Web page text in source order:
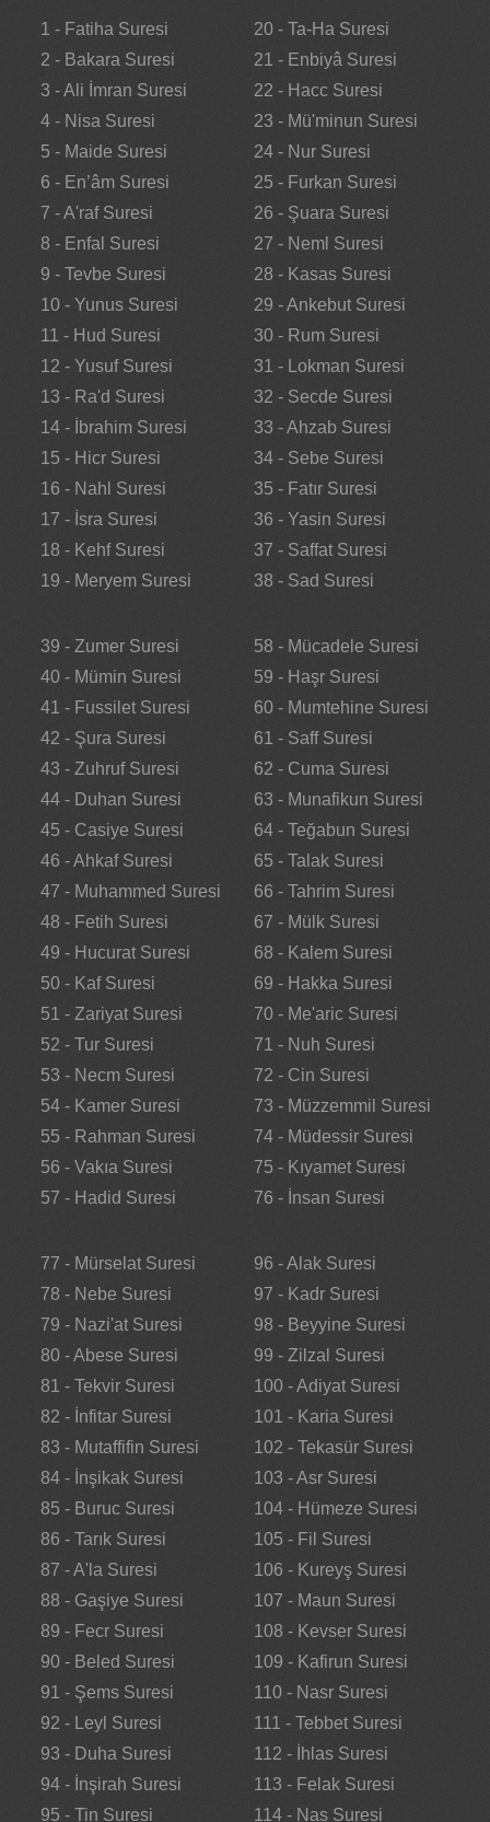
1 - Fatiha Suresi
2 - Bakara Suresi
3 - Ali İmran Suresi
4 - Nisa Suresi
5 - Maide Suresi
6 - En’âm Suresi
7 - A'raf Suresi
8 - Enfal Suresi
9 - Tevbe Suresi
10 - Yunus Suresi
11 - Hud Suresi
12 - Yusuf Suresi
13 - Ra'd Suresi
14 - İbrahim Suresi
15 - Hicr Suresi
16 - Nahl Suresi
17 - İsra Suresi
18 - Kehf Suresi
19 - Meryem Suresi
20 - Ta-Ha Suresi
21 - Enbiyâ Suresi
22 - Hacc Suresi
23 - Mü'minun Suresi
24 - Nur Suresi
25 - Furkan Suresi
26 - Şuara Suresi
27 - Neml Suresi
28 - Kasas Suresi
29 - Ankebut Suresi
30 - Rum Suresi
31 - Lokman Suresi
32 - Secde Suresi
33 - Ahzab Suresi
34 - Sebe Suresi
35 - Fatır Suresi
36 - Yasin Suresi
37 - Saffat Suresi
38 - Sad Suresi
39 - Zumer Suresi
40 - Mümin Suresi
41 - Fussilet Suresi
42 - Şura Suresi
43 - Zuhruf Suresi
44 - Duhan Suresi
45 - Casiye Suresi
46 - Ahkaf Suresi
47 - Muhammed Suresi
48 - Fetih Suresi
49 - Hucurat Suresi
50 - Kaf Suresi
51 - Zariyat Suresi
52 - Tur Suresi
53 - Necm Suresi
54 - Kamer Suresi
55 - Rahman Suresi
56 - Vakıa Suresi
57 - Hadid Suresi
58 - Mücadele Suresi
59 - Haşr Suresi
60 - Mumtehine Suresi
61 - Saff Suresi
62 - Cuma Suresi
63 - Munafikun Suresi
64 - Teğabun Suresi
65 - Talak Suresi
66 - Tahrim Suresi
67 - Mülk Suresi
68 - Kalem Suresi
69 - Hakka Suresi
70 - Me'aric Suresi
71 - Nuh Suresi
72 - Cin Suresi
73 - Müzzemmil Suresi
74 - Müdessir Suresi
75 - Kıyamet Suresi
76 - İnsan Suresi
77 - Mürselat Suresi
78 - Nebe Suresi
79 - Nazi'at Suresi
80 - Abese Suresi
81 - Tekvir Suresi
82 - İnfitar Suresi
83 - Mutaffifin Suresi
84 - İnşikak Suresi
85 - Buruc Suresi
86 - Tarık Suresi
87 - A'la Suresi
88 - Gaşiye Suresi
89 - Fecr Suresi
90 - Beled Suresi
91 - Şems Suresi
92 - Leyl Suresi
93 - Duha Suresi
94 - İnşirah Suresi
95 - Tin Suresi
96 - Alak Suresi
97 - Kadr Suresi
98 - Beyyine Suresi
99 - Zilzal Suresi
100 - Adiyat Suresi
101 - Karia Suresi
102 - Tekasür Suresi
103 - Asr Suresi
104 - Hümeze Suresi
105 - Fil Suresi
106 - Kureyş Suresi
107 - Maun Suresi
108 - Kevser Suresi
109 - Kafirun Suresi
110 - Nasr Suresi
111 - Tebbet Suresi
112 - İhlas Suresi
113 - Felak Suresi
114 - Nas Suresi